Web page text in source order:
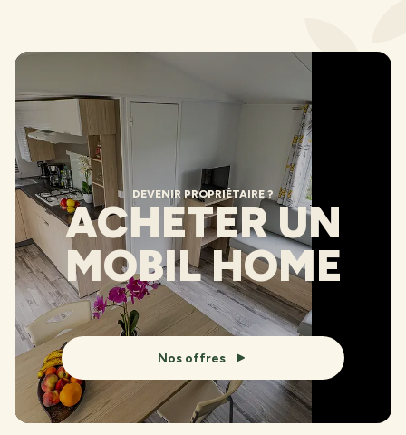
DEVENIR PROPRIÉTAIRE ?
ACHETER UN
MOBIL HOME
Nos offres